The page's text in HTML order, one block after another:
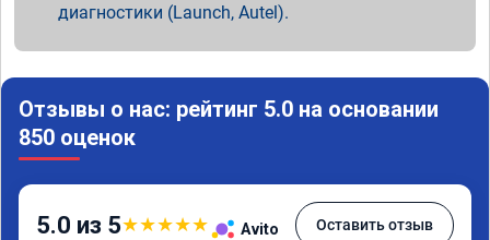
диагностики (Launch, Autel).
Отзывы о нас: рейтинг 5.0 на основании
850 оценок
5.0 из 5★★★★★ Avito Оставить отзыв